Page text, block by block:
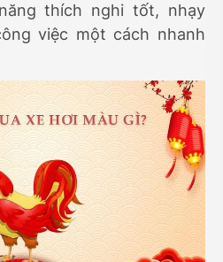
thích nghi tốt, nhạy
việc một cách nhanh